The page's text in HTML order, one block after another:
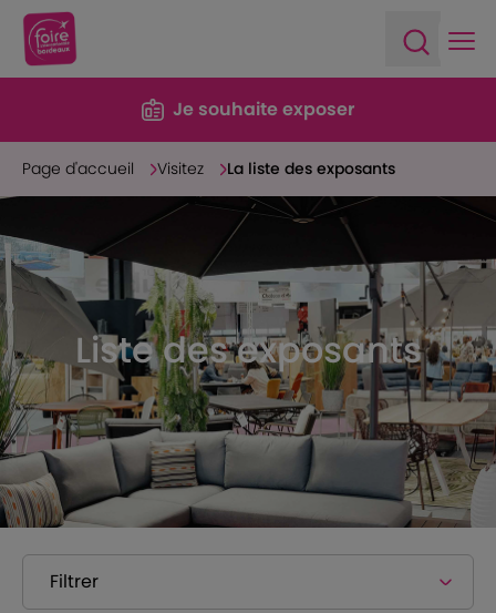
Je souhaite exposer
Page d'accueil Visitez La liste des exposants
Liste des exposants
Filtrer